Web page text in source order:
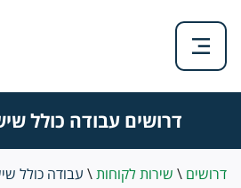
דרושים עבודה כולל
דרושים \ שירות לקוחות\ עבודה כולל